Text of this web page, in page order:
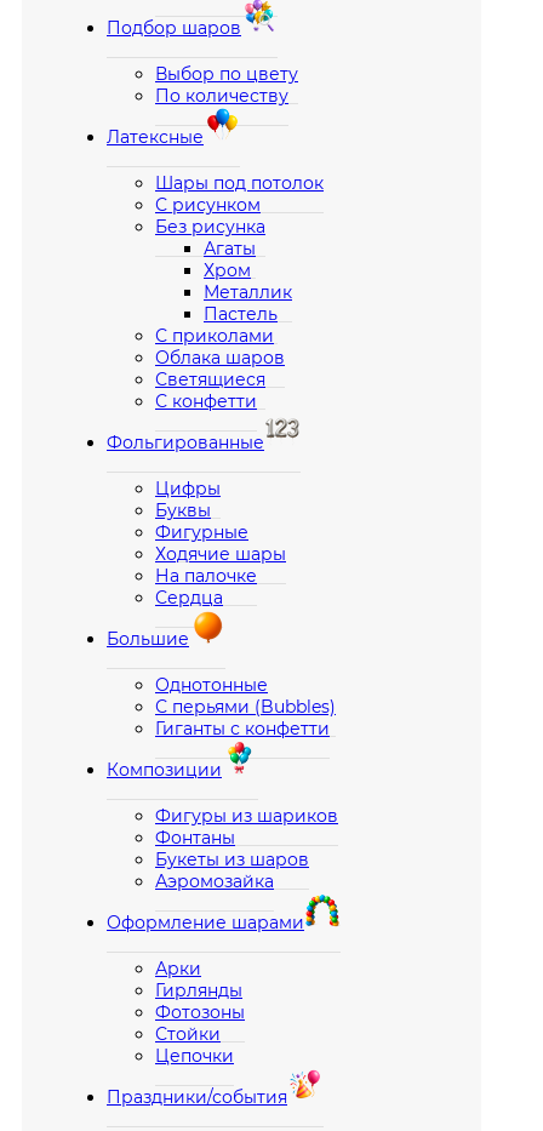
Подбор шаров
Выбор по цвету
По количеству
Латексные
Шары под потолок
С рисунком
Без рисунка
Агаты
Хром
Металлик
Пастель
С приколами
Облака шаров
Светящиеся
С конфетти
Фольгированные
Цифры
Буквы
Фигурные
Ходячие шары
На палочке
Сердца
Большие
Однотонные
С перьями (Bubbles)
Гиганты с конфетти
Композиции
Фигуры из шариков
Фонтаны
Букеты из шаров
Аэромозайка
Оформление шарами
Арки
Гирлянды
Фотозоны
Стойки
Цепочки
Праздники/события